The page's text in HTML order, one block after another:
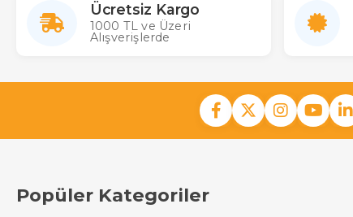
Ücretsiz Kargo
1000 TL ve Üzeri
Alışverişlerde
Popüler Kategoriler